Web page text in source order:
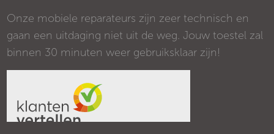
Onze mobiele reparateurs zijn zeer technisch en
gaan een uitdaging niet uit de weg. Jouw toestel zal
binnen 30 minuten weer gebruiksklaar zijn!